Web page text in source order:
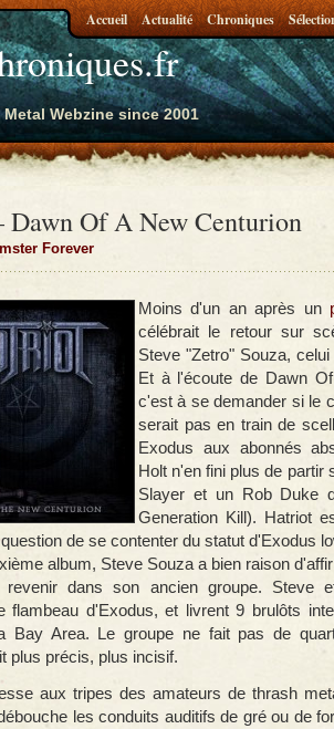
Webzine since 2001
Accueil Actualité Chroniques
Dawn Of A New Centurion
Forever
Moins d'un an après un
célébrait le retour sur
Steve "Zetro" Souza,
Et à l'écoute de Dawn
c'est à se demander si le
serait pas en train de
Exodus aux abonnés
Holt n'en fini plus de partir
Slayer et un Rob Duke
Generation Kill). Hatriot
de se contenter du statut d'Exodus
album, Steve Souza a bien raison
revenir dans son ancien groupe. Steve
flambeau d'Exodus, et livrent 9 brulôts
Bay Area. Le groupe ne fait pas de
plus précis, plus incisif.
aux tripes des amateurs de thrash
les conduits auditifs de gré ou de